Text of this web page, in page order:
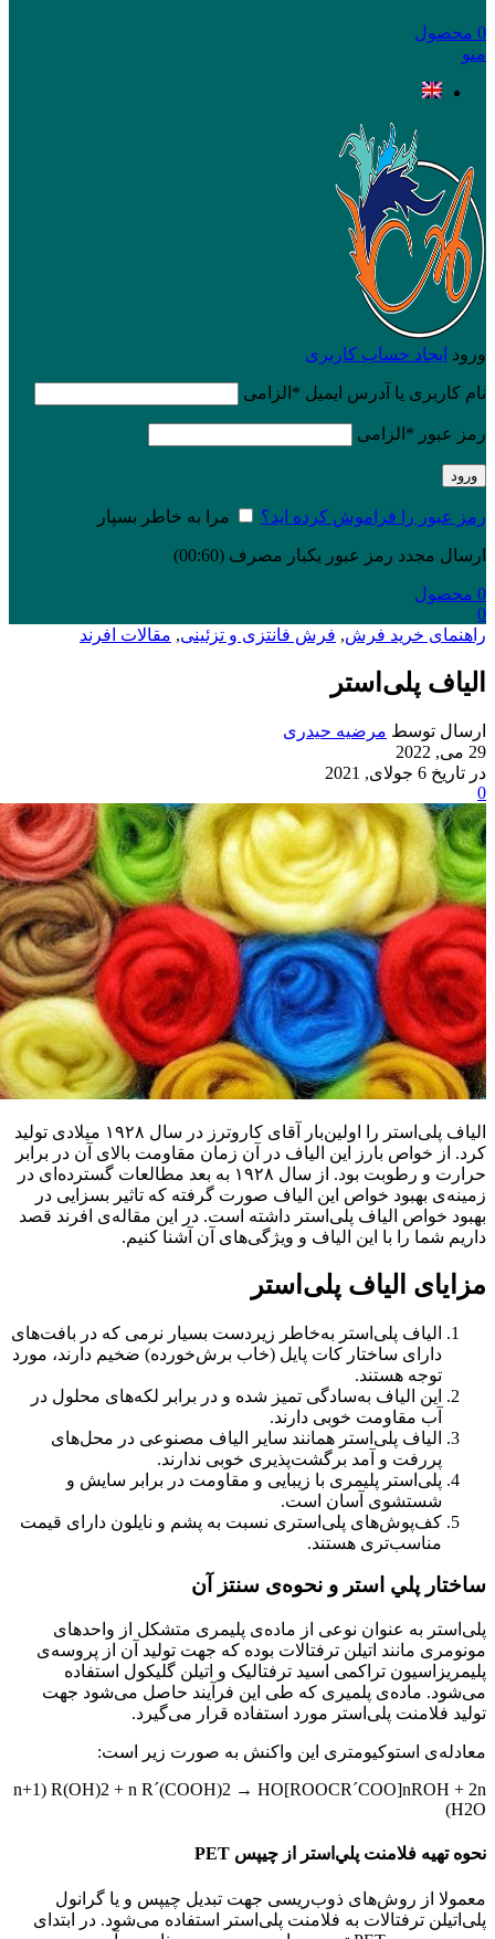
0 محصول
منو
ورود ایجاد حساب کاربری
نام کاربری یا آدرس ایمیل * الزامی
رمز عبور * الزامی
ورود
رمز عبور را فراموش کرده اید؟ مرا به خاطر بسپار
ارسال مجدد رمز عبور یکبار مصرف (00:
60
)
0 محصول
0
راهنمای خرید فرش, فرش فانتزی و تزئینی, مقالات افرند
الیاف پلی‌استر
ارسال توسط مرضیه حیدری
29 می, 2022
در تاریخ 6 جولای, 2021
0
الیاف پلی‌استر را اولین‌بار آقای کاروترز در سال ۱۹۲۸ میلادی تولید
کرد. از خواص بارز این الیاف در آن زمان مقاومت بالای آن در برابر
حرارت و رطوبت بود. از سال ۱۹۲۸ به بعد مطالعات گسترده‌ای در
زمینه‌ی بهبود خواص این الیاف صورت گرفته كه تاثير بسزایی در
بهبود خواص الياف پلی‌استر داشته است. در این مقاله‌ی افرند قصد
داریم شما را با این الیاف و ویژگی‌های آن آشنا کنیم.
مزایای الیاف پلی‌استر
الیاف پلی‌استر به‌خاطر زیردست بسیار نرمی که در بافت‌های
دارای ساختار کات پایل (خاب برش‌خورده) ضخیم دارند، مورد
توجه هستند.
این الیاف به‌سادگی تمیز شده و در برابر لکه‌های محلول در
آب مقاومت خوبی دارند.
الیاف پلی‌استر همانند سایر الیاف مصنوعی در محل‌های
پررفت و آمد برگشت‌پذیری خوبی ندارند.
پلی‌استر پلیمری با زیبایی و مقاومت در برابر سایش و
شستشوی آسان است.
کف‌پوش‌های پلی‌استری نسبت به پشم و نایلون دارای قیمت
مناسب‌تری هستند.
ساختار پلي استر و نحوه‌ی سنتز آن
پلی‌استر به عنوان نوعی از ماده‌ی پلیمری متشکل از واحدهای
مونومری مانند اتیلن ترفتالات بوده که جهت تولید آن از پروسه‌ی
پلیمریزاسیون تراکمی اسید ترفتالیک و اتیلن گلیکول استفاده
می‌شود. ماده‌ی پلمیری که طی این فرآیند حاصل می‌شود جهت
تولید فلامنت پلی‌استر مورد استفاده قرار می‌گیرد.
معادله‌ی استوکیومتری این واکنش به صورت زیر است:
n+1) R(OH)2 + n R´(COOH)2 → HO[ROOCR´COO]nROH + 2n
H2O)
نحوه تهيه فلامنت پلي‌استر از چيپس PET
معمولا از روش‌های ذوب‌ریسی جهت تبدیل چیپس و یا گرانول
پلی‌اتیلن ترفتالات به فلامنت پلی‌استر استفاده می‌شود. در ابتدای